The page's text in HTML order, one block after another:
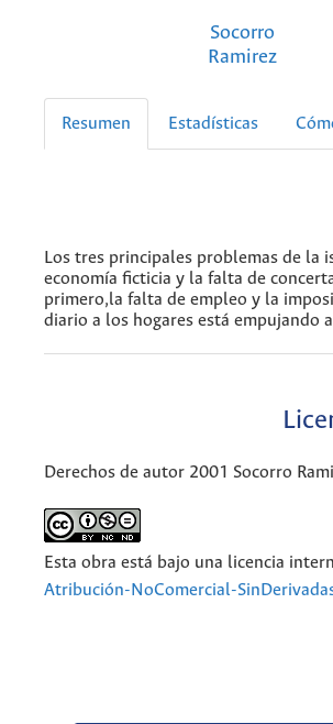
Socorro
Ramirez
Resumen Estadísticas
Los tres principales problemas de la
economía ficticia y la falta de
primero,la falta de empleo y la
diario a los hogares está empujando
Derechos de autor 2001 Socorro
Esta obra está bajo una licencia
Atribución-NoComercial-